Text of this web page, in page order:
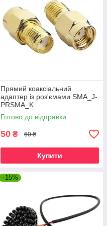
Прямий коаксіальний
адаптер із роз'ємами SMA_J-
PRSMA_K
Готово до відправки
50 ₴ 60 ₴
Купити
–15%